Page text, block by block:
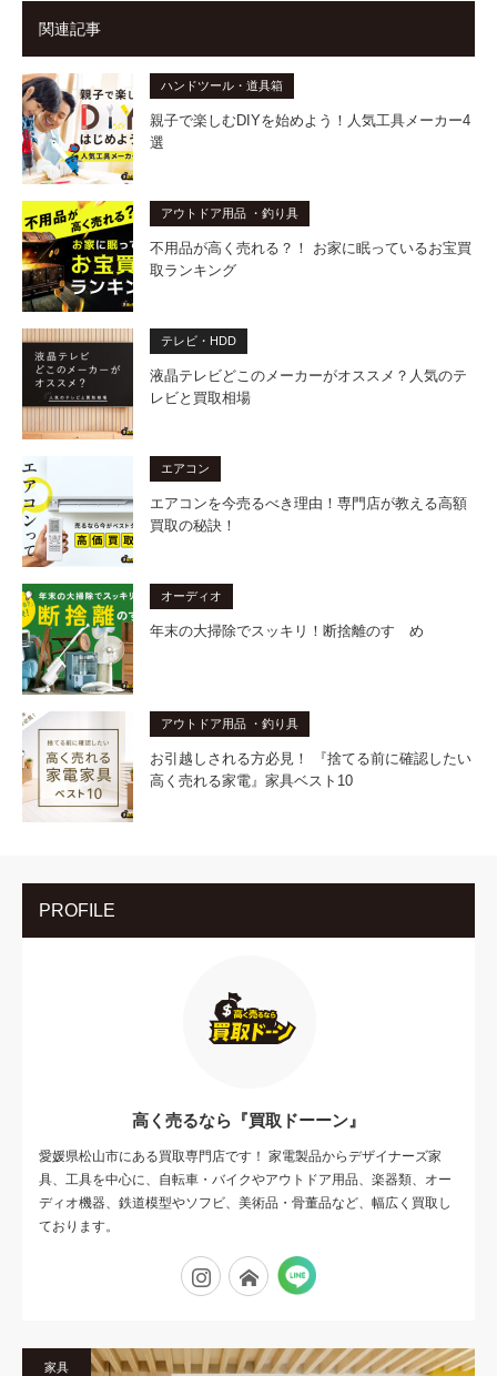
関連記事
ハンドツール・道具箱
親子で楽しむDIYを始めよう！人気工具メーカー4
選
アウトドア用品 ・釣り具
不用品が高く売れる？！ お家に眠っているお宝買
取ランキング
テレビ・HDD
液晶テレビどこのメーカーがオススメ？人気のテ
レビと買取相場
エアコン
エアコンを今売るべき理由！専門店が教える高額
買取の秘訣！
オーディオ
年末の大掃除でスッキリ！断捨離のすゝめ
アウトドア用品 ・釣り具
お引越しされる方必見！ 『捨てる前に確認したい
高く売れる家電』家具ベスト10
PROFILE
高く売るなら『買取ドーーン』
愛媛県松山市にある買取専門店です！ 家電製品からデザイナーズ家
具、工具を中心に、自転車・バイクやアウトドア用品、楽器類、オー
ディオ機器、鉄道模型やソフビ、美術品・骨董品など、幅広く買取し
ております。
InstagramFlickr Tumblr
家具